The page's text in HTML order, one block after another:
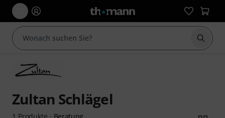
Suche
Zultan Schlägel
Beratung